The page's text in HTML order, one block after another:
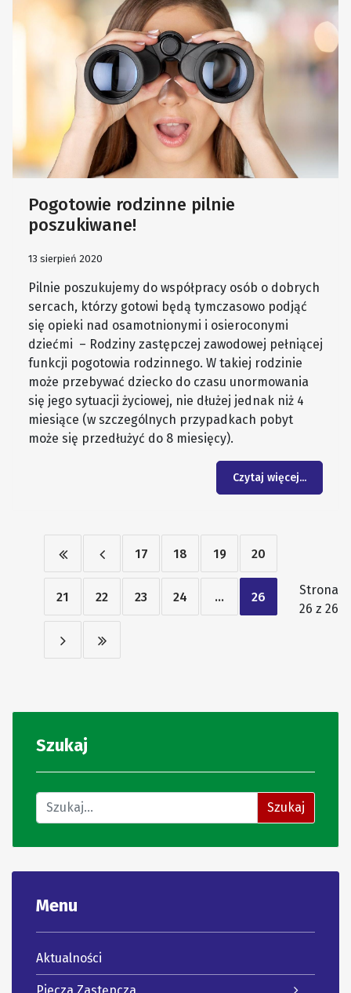
Szukaj
Znajdź na stronie Szukaj
Menu
Aktualności
Pogotowie rodzinne pilnie
poszukiwane!
13 sierpień 2020
Pilnie poszukujemy do współpracy osób o dobrych
sercach, którzy gotowi będą tymczasowo podjąć
się opieki nad osamotnionymi i osieroconymi
dziećmi – Rodziny zastępczej zawodowej pełniącej
funkcji pogotowia rodzinnego. W takiej rodzinie
może przebywać dziecko do czasu unormowania
się jego sytuacji życiowej, nie dłużej jednak niż 4
miesiące (w szczególnych przypadkach pobyt
może się przedłużyć do 8 miesięcy).
Czytaj więcej...
17 18 19 20
21 22 23 24 ... 26
Strona
26 z 26